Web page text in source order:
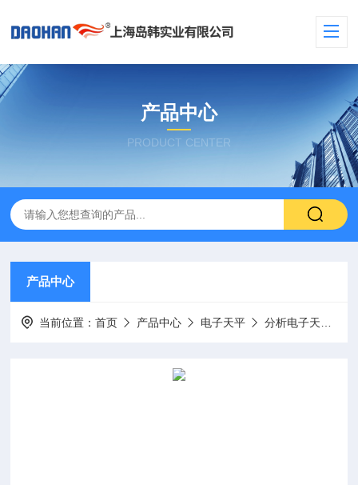
产品中心
PRODUCT CENTER
产品中心
当前位置：首页 产品中心 电子天平 分析电子天平